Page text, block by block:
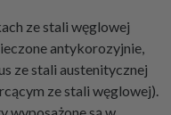
ze stali węglowej
antykorozyjnie,
ze stali austenitycznej
ze stali węglowej).